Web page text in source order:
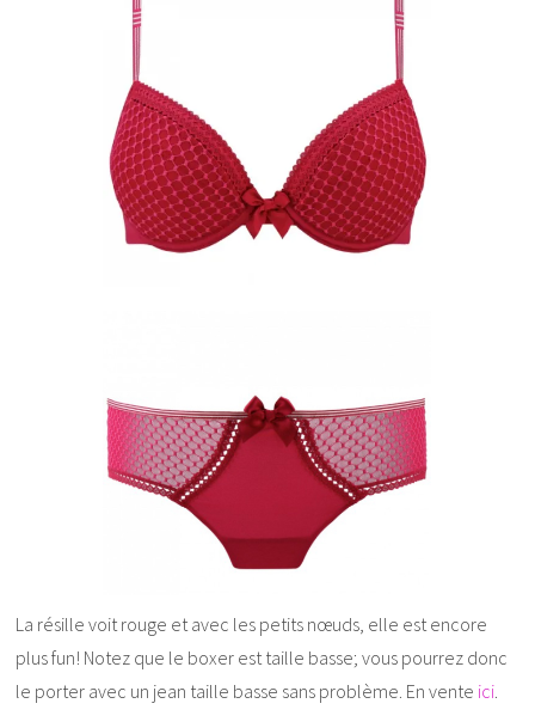
La résille voit rouge et avec les petits nœuds, elle est encore
plus fun! Notez que le boxer est taille basse; vous pourrez donc
le porter avec un jean taille basse sans problème. En vente ici